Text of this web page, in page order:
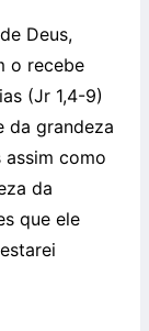
Deus,
o recebe
(Jr 1,4-9)
da grandeza
como
da
que ele